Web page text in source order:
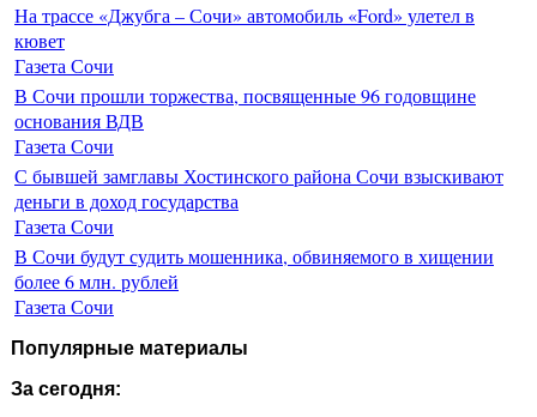
На трассе «Джубга – Сочи» автомобиль «Ford» улетел в
кювет
Газета Сочи
В Сочи прошли торжества, посвященные 96 годовщине
основания ВДВ
Газета Сочи
С бывшей замглавы Хостинского района Сочи взыскивают
деньги в доход государства
Газета Сочи
В Сочи будут судить мошенника, обвиняемого в хищении
более 6 млн. рублей
Газета Сочи
Популярные материалы
За сегодня: